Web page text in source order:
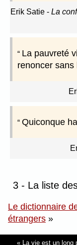
Erik Satie- La
La pauvreté
renoncer sans
Quiconque
3 - La liste
Le dictionnaire
étrangers »
La vie est un long